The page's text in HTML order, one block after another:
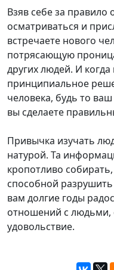
Взяв себе за правило
осматриваться и
встречаете нового
потрясающую
других людей. И
принципиальное
человека, будь то
вы сделаете
Привычка изучать
натурой. Та
кропотливо
способной
вам долгие годы
отношений с людьми,
удовольствие.